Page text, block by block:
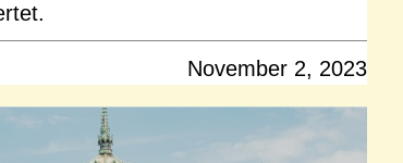
November 2, 2023